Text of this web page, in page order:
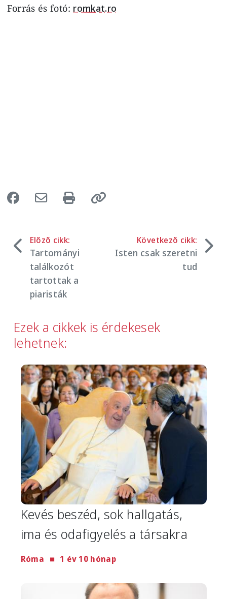
Forrás és fotó: romkat.ro
Előző cikk:
Tartományi
találkozót
tartottak a
piaristák
Következő cikk:
Isten csak szeretni
tud
Ezek a cikkek is érdekesek
lehetnek:
Image
Kevés beszéd, sok hallgatás,
ima és odafigyelés a társakra
Róma 1 év 10 hónap